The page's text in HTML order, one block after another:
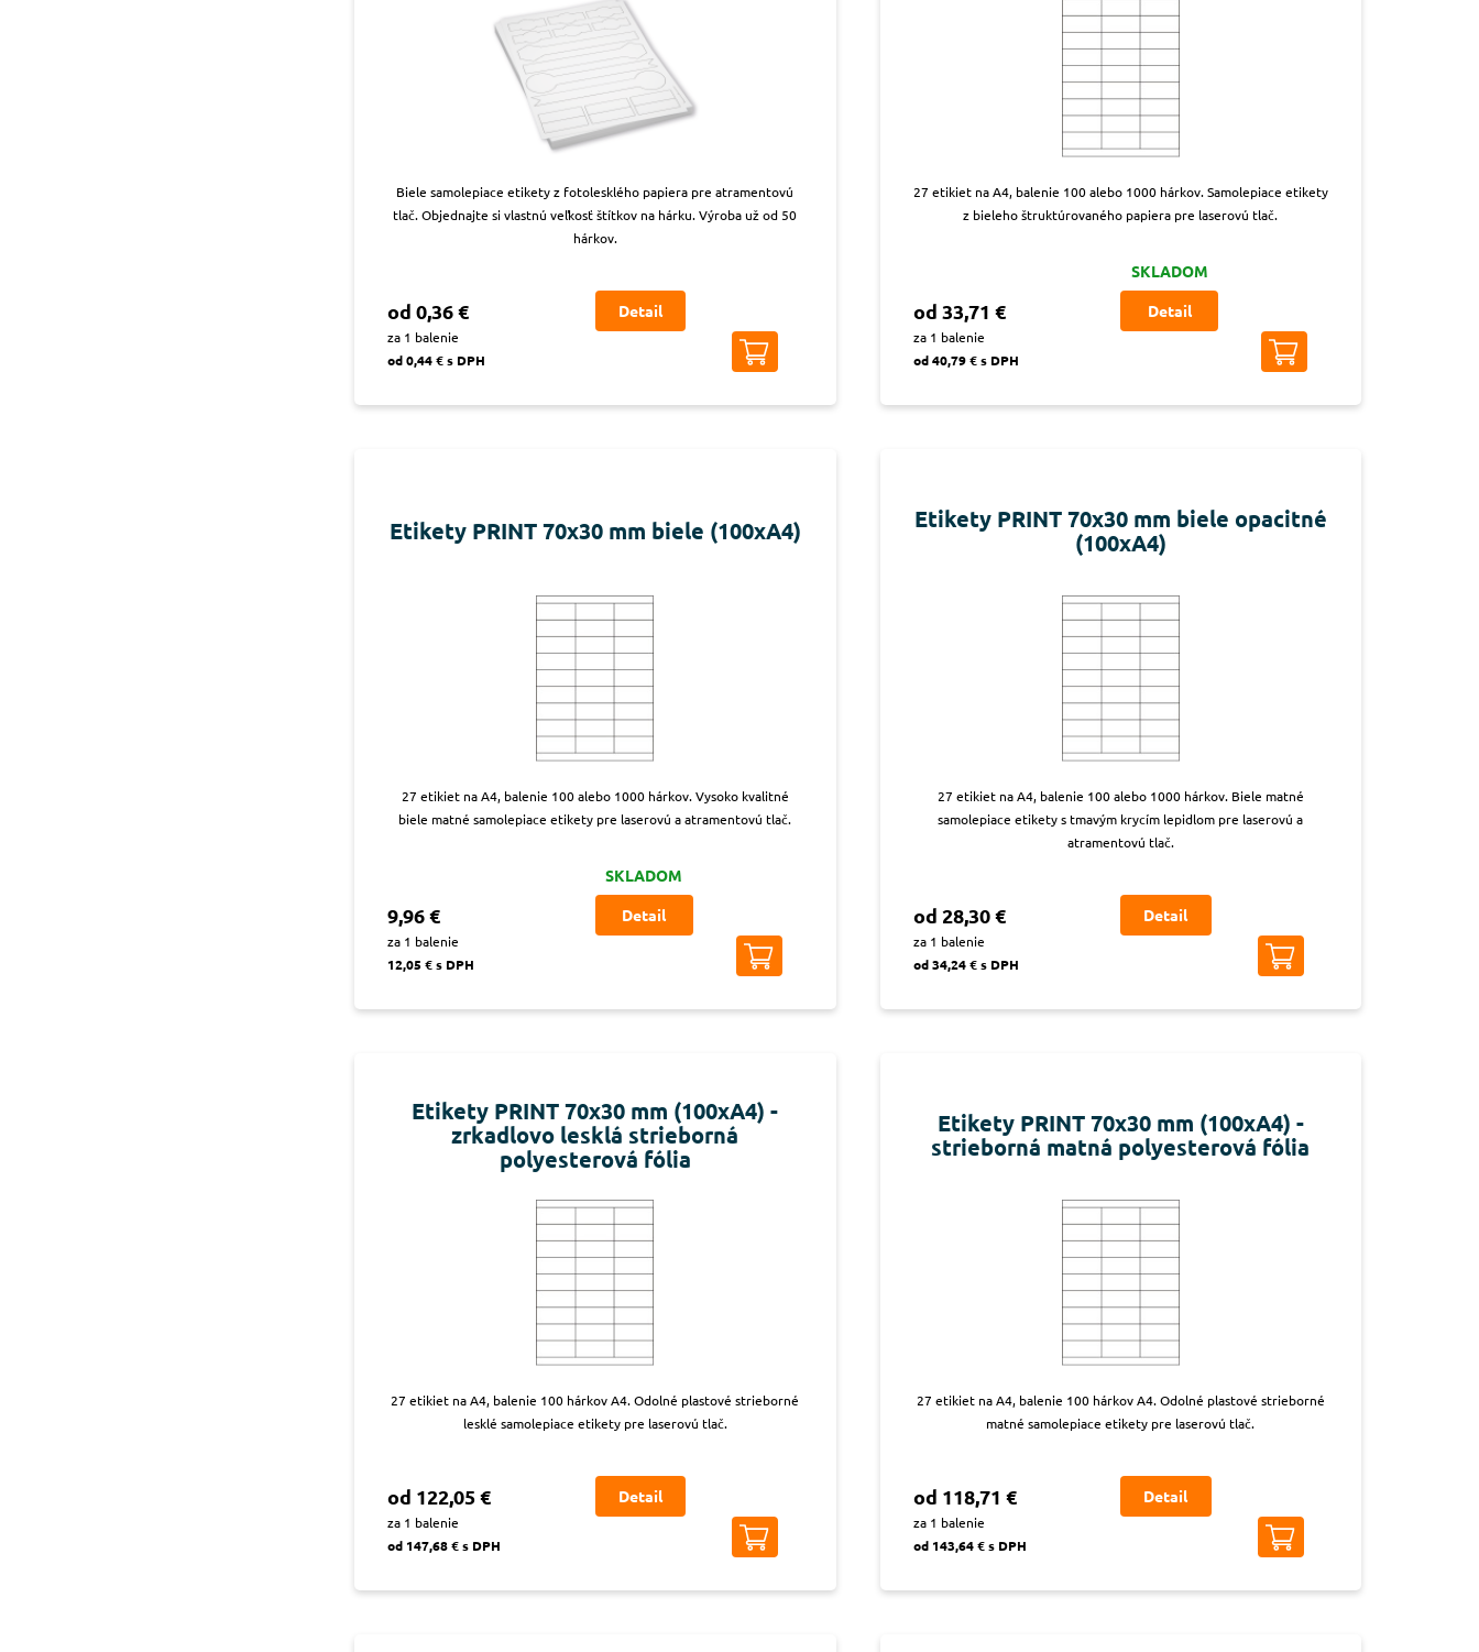
Biele samolepiace etikety z fotolesklého papiera pre atramentovú
tlač. Objednajte si vlastnú veľkosť štítkov na hárku. Výroba už od 50
hárkov.
od 0,36 €
za 1 balenie
od 0,44 € s DPH
Detail
27 etikiet na A4, balenie 100 alebo 1000 hárkov. Samolepiace etikety
z bieleho štruktúrovaného papiera pre laserovú tlač.
od 33,71 €
za 1 balenie
od 40,79 € s DPH
SKLADOM
Detail
Etikety PRINT 70x30 mm biele (100xA4)
27 etikiet na A4, balenie 100 alebo 1000 hárkov. Vysoko kvalitné
biele matné samolepiace etikety pre laserovú a atramentovú tlač.
9,96 €
za 1 balenie
12,05 € s DPH
SKLADOM
Detail
Etikety PRINT 70x30 mm biele opacitné
(100xA4)
27 etikiet na A4, balenie 100 alebo 1000 hárkov. Biele matné
samolepiace etikety s tmavým krycím lepidlom pre laserovú a
atramentovú tlač.
od 28,30 €
za 1 balenie
od 34,24 € s DPH
Detail
Etikety PRINT 70x30 mm (100xA4) -
zrkadlovo lesklá strieborná
polyesterová fólia
27 etikiet na A4, balenie 100 hárkov A4. Odolné plastové strieborné
lesklé samolepiace etikety pre laserovú tlač.
od 122,05 €
za 1 balenie
od 147,68 € s DPH
Detail
Etikety PRINT 70x30 mm (100xA4) -
strieborná matná polyesterová fólia
27 etikiet na A4, balenie 100 hárkov A4. Odolné plastové strieborné
matné samolepiace etikety pre laserovú tlač.
od 118,71 €
za 1 balenie
od 143,64 € s DPH
Detail